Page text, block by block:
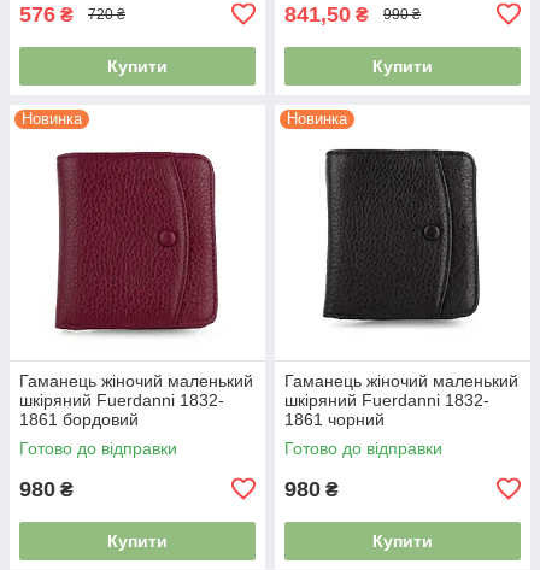
576 ₴ 720 ₴
Купити
841,50 ₴ 990 ₴
Купити
Новинка
Гаманець жіночий маленький
шкіряний Fuerdanni 1832-
1861 бордовий
Готово до відправки
980 ₴
Купити
Новинка
Гаманець жіночий маленький
шкіряний Fuerdanni 1832-
1861 чорний
Готово до відправки
980 ₴
Купити